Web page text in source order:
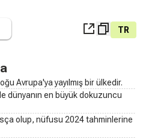
TR
Avrupa'ya yayılmış bir ülkedir.
dünyanın en büyük dokuzuncu
olup, nüfusu 2024 tahminlerine